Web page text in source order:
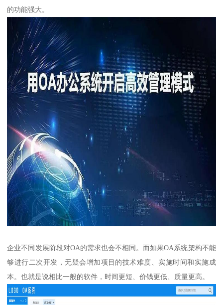
的功能强大。
企业不同发展阶段对OA的需求也会不相同。而如果OA系统架构不能
够进行二次开发，无疑会增加项目的技术难度、实施时间和实施成
本。也就是说相比一般的软件，时间更短、价钱更低、质量更高。